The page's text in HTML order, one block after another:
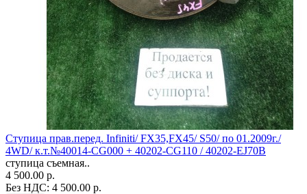
Ступица прав.перед. Infiniti/ FX35,FX45/ S50/ по 01.2009г./
4WD/ к.т.№40014-CG000 + 40202-CG110 / 40202-EJ70B
ступица съемная..
4 500.00 р.
Без НДС: 4 500.00 р.